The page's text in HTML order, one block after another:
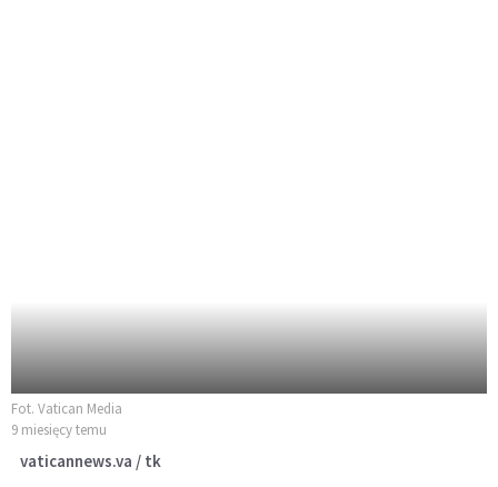
Fot. Vatican Media
9 miesięcy temu
vaticannews.va / tk